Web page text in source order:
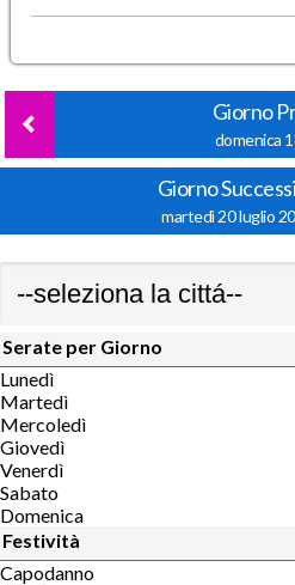
Giorno
domenica
Giorno
martedì 20 luglio
Serate per Giorno
Lunedì
Martedì
Mercoledì
Giovedì
Venerdì
Sabato
Domenica
Festività
Capodanno